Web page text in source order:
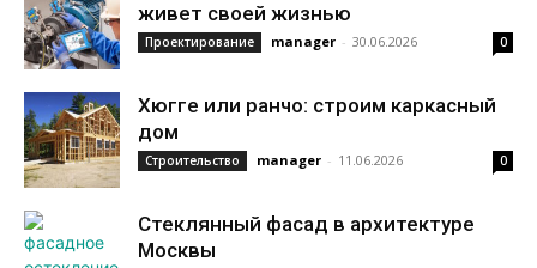
живет своей жизнью
Проектирование manager - 30.06.2026 0
Хюгге или ранчо: строим каркасный
дом
Строительство manager - 11.06.2026 0
Стеклянный фасад в архитектуре
Москвы